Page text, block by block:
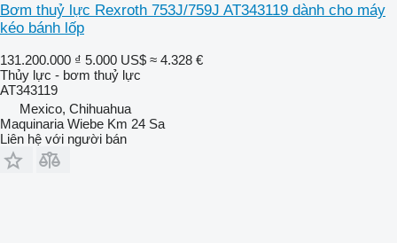
Bơm thuỷ lực Rexroth 753J/759J AT343119 dành cho máy
kéo bánh lốp
131.200.000 ₫ 5.000 US$ ≈ 4.328 €
Thủy lực - bơm thuỷ lực
AT343119
Mexico, Chihuahua
Maquinaria Wiebe Km 24 Sa
Liên hệ với người bán